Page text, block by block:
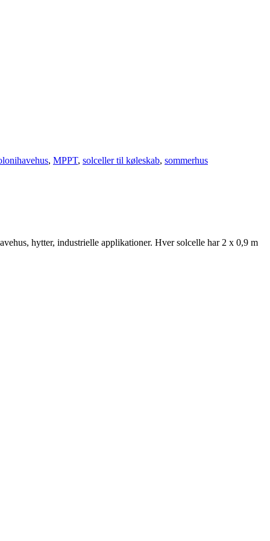
, MPPT, solceller til køleskab, sommerhus
hytter, industrielle applikationer. Hver solcelle har 2 x 0,9 m